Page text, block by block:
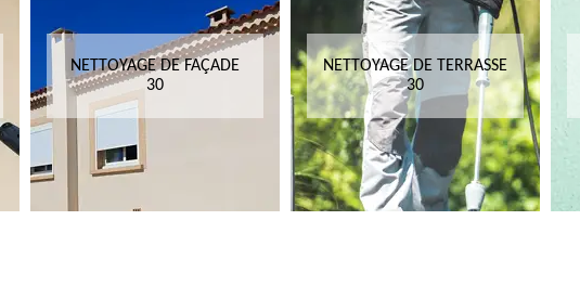
NETTOYAGE DE FAÇADE
30
NETTOYAGE DE TERRASSE
30